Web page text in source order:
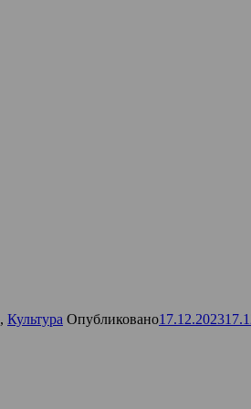
, Культура Опубликовано17.12.2023